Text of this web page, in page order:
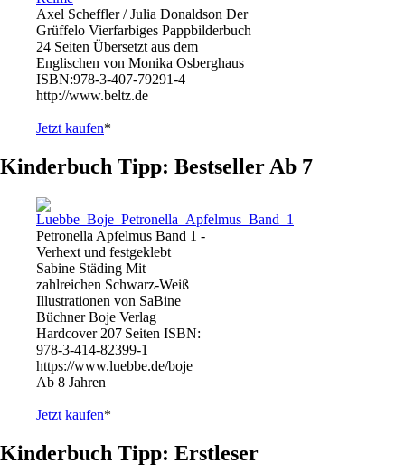
Axel Scheffler / Julia Donaldson Der
Grüffelo Vierfarbiges Pappbilderbuch
24 Seiten Übersetzt aus dem
Englischen von Monika Osberghaus
ISBN:978-3-407-79291-4
http://www.beltz.de
Jetzt kaufen*
Kinderbuch Tipp: Bestseller Ab 7
Petronella Apfelmus Band 1 -
Verhext und festgeklebt
Sabine Städing Mit
zahlreichen Schwarz-Weiß
Illustrationen von SaBine
Büchner Boje Verlag
Hardcover 207 Seiten ISBN:
978-3-414-82399-1
https://www.luebbe.de/boje
Ab 8 Jahren
Jetzt kaufen*
Kinderbuch Tipp: Erstleser